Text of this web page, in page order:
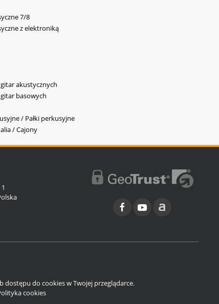
7/8
z elektroniką
akustycznych
basowych
/ Pałki perkusyjne
/ Cajony
dostępu do cookies w Twojej przeglądarce.
cookies